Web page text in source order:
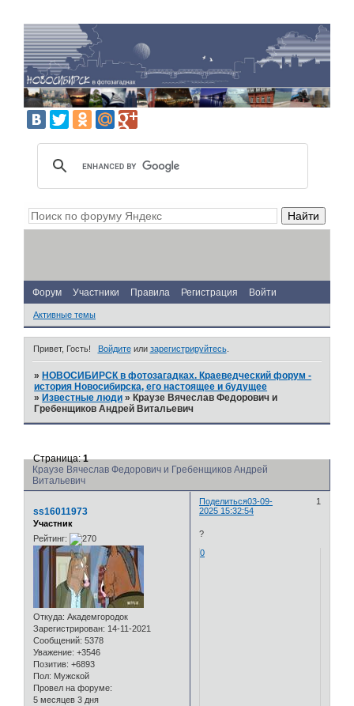
Форум Участники Правила Регистрация Войти
Активные темы
Привет, Гость! Войдитеили зарегистрируйтесь.
» НОВОСИБИРСК в фотозагадках. Краеведческий форум -
история Новосибирска, его настоящее и будущее
» Известные люди » Краузе Вячеслав Федорович и
Гребенщиков Андрей Витальевич
Краузе Вячеслав Федорович и Гребенщиков Андрей
Витальевич
Страница:1
Поделиться 1
03-09-
2025 15:32:54
ss16011973
Участник
Рейтинг:
Откуда: Академгородок
Зарегистрирован: 14-11-2021
Сообщений: 5378
Уважение: +3546
Позитив: +6893
Пол: Мужской
Провел на форуме:
5 месяцев 3 дня
?
0